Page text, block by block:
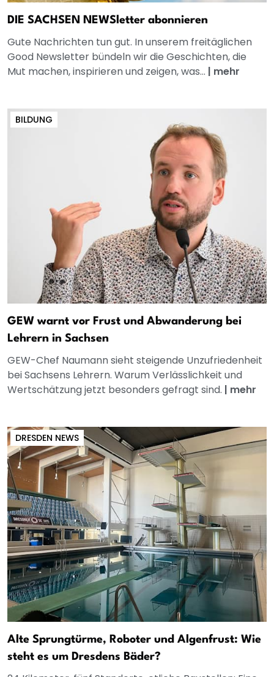
DIE SACHSEN NEWSletter abonnieren
Gute Nachrichten tun gut. In unserem freitäglichen
Good Newsletter bündeln wir die Geschichten, die
Mut machen, inspirieren und zeigen, was... | mehr
BILDUNG
GEW warnt vor Frust und Abwanderung bei
Lehrern in Sachsen
GEW-Chef Naumann sieht steigende Unzufriedenheit
bei Sachsens Lehrern. Warum Verlässlichkeit und
Wertschätzung jetzt besonders gefragt sind. | mehr
DRESDEN NEWS
Alte Sprungtürme, Roboter und Algenfrust: Wie
steht es um Dresdens Bäder?